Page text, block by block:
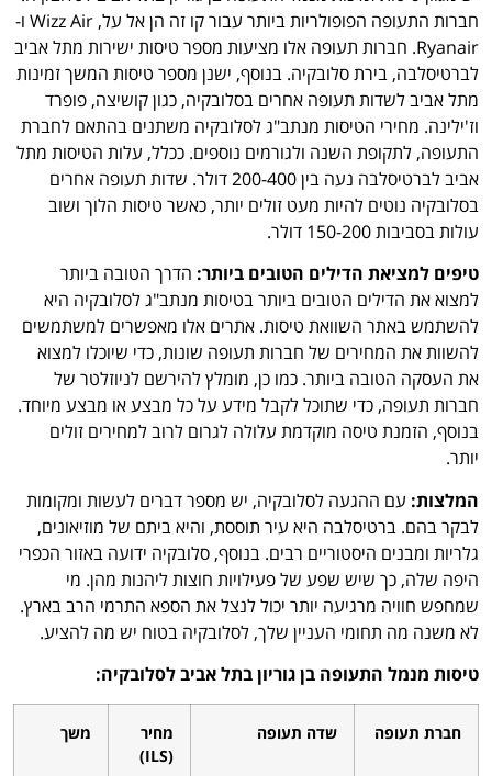
חברות התעופה הפופולריות ביותר עבור קו זה הן אל על, Wizz Air ו-
Ryanair. חברות תעופה אלו מציעות מספר טיסות ישירות מתל אביב
לברטיסלבה, בירת סלובקיה. בנוסף, ישנן מספר טיסות המשך זמינות
מתל אביב לשדות תעופה אחרים בסלובקיה, כגון קושיצה, פופרד
וז'ילינה. מחירי הטיסות מנתב"ג לסלובקיה משתנים בהתאם לחברת
התעופה, לתקופת השנה ולגורמים נוספים. ככלל, עלות הטיסות מתל
אביב לברטיסלבה נעה בין 200-400 דולר. שדות תעופה אחרים
בסלובקיה נוטים להיות מעט זולים יותר, כאשר טיסות הלוך ושוב
עולות בסביבות 150-200 דולר.
טיפים למציאת הדילים הטובים ביותר: הדרך הטובה ביותר
למצוא את הדילים הטובים ביותר בטיסות מנתב"ג לסלובקיה היא
להשתמש באתר השוואת טיסות. אתרים אלו מאפשרים למשתמשים
להשוות את המחירים של חברות תעופה שונות, כדי שיוכלו למצוא
את העסקה הטובה ביותר. כמו כן, מומלץ להירשם לניוזלטר של
חברות תעופה, כדי שתוכל לקבל מידע על כל מבצע או מבצע מיוחד.
בנוסף, הזמנת טיסה מוקדמת עלולה לגרום לרוב למחירים זולים
יותר.
המלצות: עם ההגעה לסלובקיה, יש מספר דברים לעשות ומקומות
לבקר בהם. ברטיסלבה היא עיר תוססת, והיא ביתם של מוזיאונים,
גלריות ומבנים היסטוריים רבים. בנוסף, סלובקיה ידועה באזור הכפרי
היפה שלה, כך שיש שפע של פעילויות חוצות ליהנות מהן. מי
שמחפש חוויה מרגיעה יותר יכול לנצל את הספא התרמי הרב בארץ.
לא משנה מה תחומי העניין שלך, לסלובקיה בטוח יש מה להציע.
טיסות מנמל התעופה בן גוריון בתל אביב לסלובקיה:
חברת תעופה שדה תעופה
מחיר
(ILS)
משך